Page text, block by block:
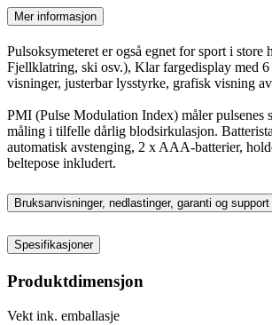
Mer informasjon
Pulsoksymeteret er også egnet for sport i store
Fjellklatring, ski osv.), Klar fargedisplay med
visninger, justerbar lysstyrke, grafisk visning
PMI (Pulse Modulation Index) måler pulsenes
måling i tilfelle dårlig blodsirkulasjon.
automatisk avstenging, 2 x AAA-batterier,
beltepose inkludert.
Bruksanvisninger, nedlastinger, garanti og support
Spesifikasjoner
Produktdimensjon
Vekt ink. emballasje